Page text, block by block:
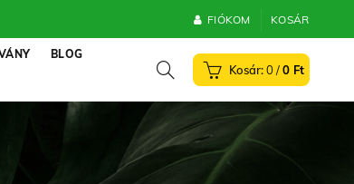
FIÓKOM KOSÁR
BLOG
0 / 0 Ft